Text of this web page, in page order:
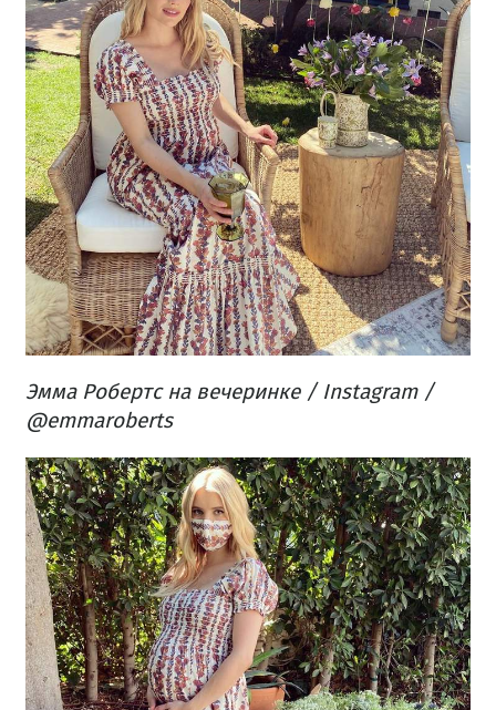
Эмма Робертс на вечеринке / Instagram /
@emmaroberts